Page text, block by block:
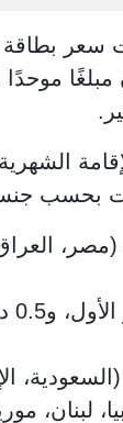
سعر بطاقة
مبلغًا
بحسب
(مصر،
5
(السعودية،
لبنان،